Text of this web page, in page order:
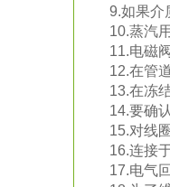
9.如果介
10.蒸汽
11.电磁
12.在管
13.在冻
14.要确
15.对线
16.连接
17.电气